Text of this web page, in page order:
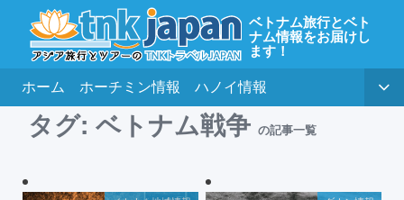
ベトナム旅行とベト
ナム情報をお届けし
ます！
ホーム ホーチミン情報 ハノイ情報
タグ: ベトナム戦争 の記事一覧